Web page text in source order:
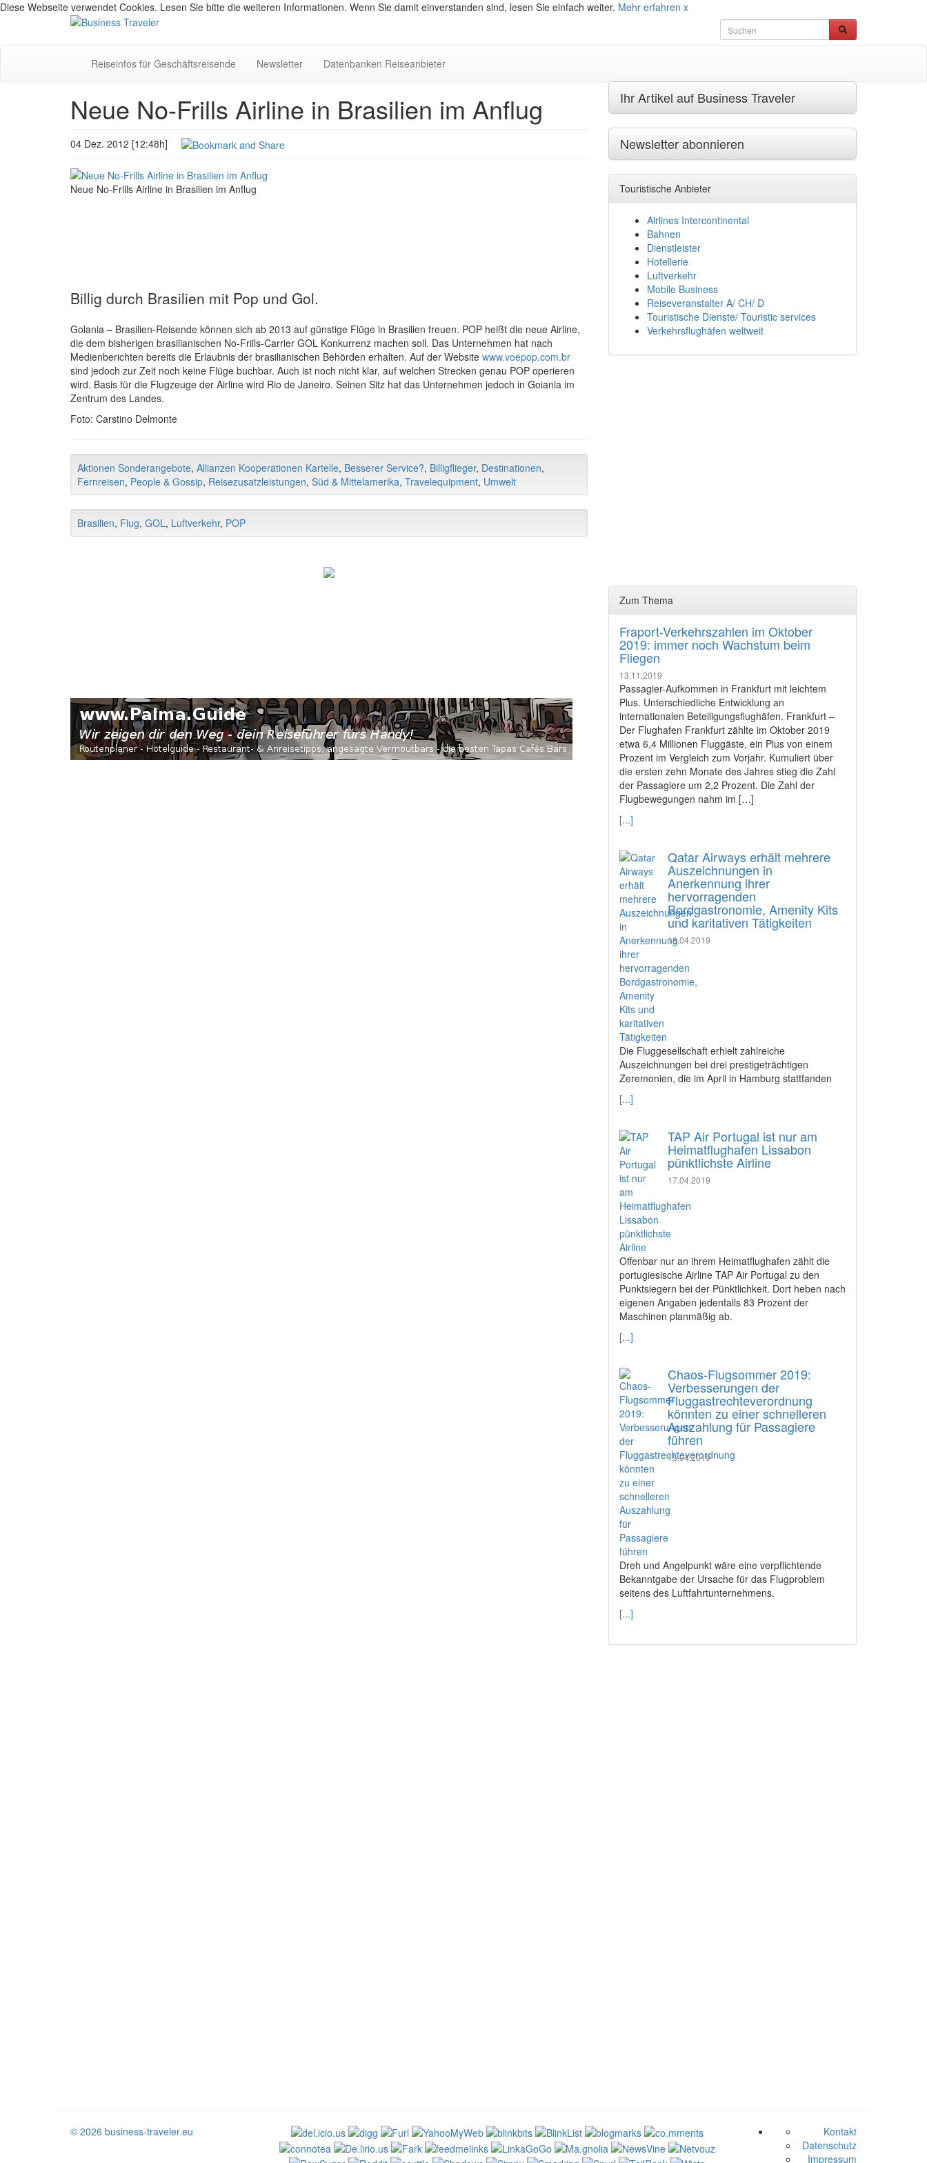
Diese Webseite verwendet Cookies. Lesen Sie bitte die weiteren Informationen. Wenn Sie damit einverstanden sind, lesen Sie einfach weiter. Mehr erfahren x
Reiseinfos für Geschäftsreisende Newsletter Datenbanken Reiseanbieter
Neue No-Frills Airline in Brasilien im Anflug
04 Dez. 2012 [12:48h]
Neue No-Frills Airline in Brasilien im Anflug
Billig durch Brasilien mit Pop und Gol.
Golania – Brasilien-Reisende können sich ab 2013 auf günstige Flüge in Brasilien freuen. POP heißt die neue Airline,
die dem bisherigen brasilianischen No-Frills-Carrier GOL Konkurrenz machen soll. Das Unternehmen hat nach
Medienberichten bereits die Erlaubnis der brasilianischen Behörden erhalten. Auf der Website www.voepop.com.br
sind jedoch zur Zeit noch keine Flüge buchbar. Auch ist noch nicht klar, auf welchen Strecken genau POP operieren
wird. Basis für die Flugzeuge der Airline wird Rio de Janeiro. Seinen Sitz hat das Unternehmen jedoch in Goiania im
Zentrum des Landes.
Foto: Carstino Delmonte
Aktionen Sonderangebote, Allianzen Kooperationen Kartelle, Besserer Service?, Billigflieger, Destinationen,
Fernreisen, People & Gossip, Reisezusatzleistungen, Süd & Mittelamerika, Travelequipment, Umwelt
Brasilien, Flug, GOL, Luftverkehr, POP
Ihr Artikel auf Business Traveler
Newsletter abonnieren
Touristische Anbieter
Airlines Intercontinental
Bahnen
Dienstleister
Hotellerie
Luftverkehr
Mobile Business
Reiseveranstalter A/ CH/ D
Touristische Dienste/ Touristic services
Verkehrsflughäfen weltweit
Zum Thema
Fraport-Verkehrszahlen im Oktober
2019: immer noch Wachstum beim
Fliegen
13.11.2019
Passagier-Aufkommen in Frankfurt mit leichtem
Plus. Unterschiedliche Entwicklung an
internationalen Beteiligungsflughäfen. Frankfurt –
Der Flughafen Frankfurt zählte im Oktober 2019
etwa 6,4 Millionen Fluggäste, ein Plus von einem
Prozent im Vergleich zum Vorjahr. Kumuliert über
die ersten zehn Monate des Jahres stieg die Zahl
der Passagiere um 2,2 Prozent. Die Zahl der
Flugbewegungen nahm im […]
[...]
Qatar Airways erhält mehrere
Auszeichnungen in
Anerkennung ihrer
hervorragenden
Bordgastronomie, Amenity Kits
und karitativen Tätigkeiten
18.04.2019
Die Fluggesellschaft erhielt zahlreiche
Auszeichnungen bei drei prestigeträchtigen
Zeremonien, die im April in Hamburg stattfanden
[...]
TAP Air Portugal ist nur am
Heimatflughafen Lissabon
pünktlichste Airline
17.04.2019
Offenbar nur an ihrem Heimatflughafen zählt die
portugiesische Airline TAP Air Portugal zu den
Punktsiegern bei der Pünktlichkeit. Dort heben nach
eigenen Angaben jedenfalls 83 Prozent der
Maschinen planmäßig ab.
[...]
Chaos-Flugsommer 2019:
Verbesserungen der
Fluggastrechteverordnung
könnten zu einer schnelleren
Auszahlung für Passagiere
führen
15.04.2019
Dreh und Angelpunkt wäre eine verpflichtende
Bekanntgabe der Ursache für das Flugproblem
seitens des Luftfahrtunternehmens.
[...]
© 2026 business-traveler.eu
Kontakt
Datenschutz
Impressum